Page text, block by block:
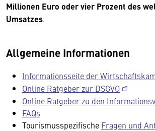
Millionen Euro oder vier Prozent des
Umsatzes.
Allgemeine Informationen
Informationsseite der
Online Ratgeber zur DSGVO
Online Ratgeber zu den
FAQs
Tourismusspezifische Fragen und